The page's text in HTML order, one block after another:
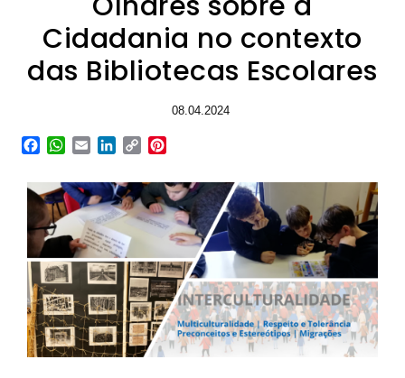
Cidadania no contexto
das Bibliotecas Escolares
08.04.2024
Facebook
WhatsApp
EmailLinkedIn
Copy